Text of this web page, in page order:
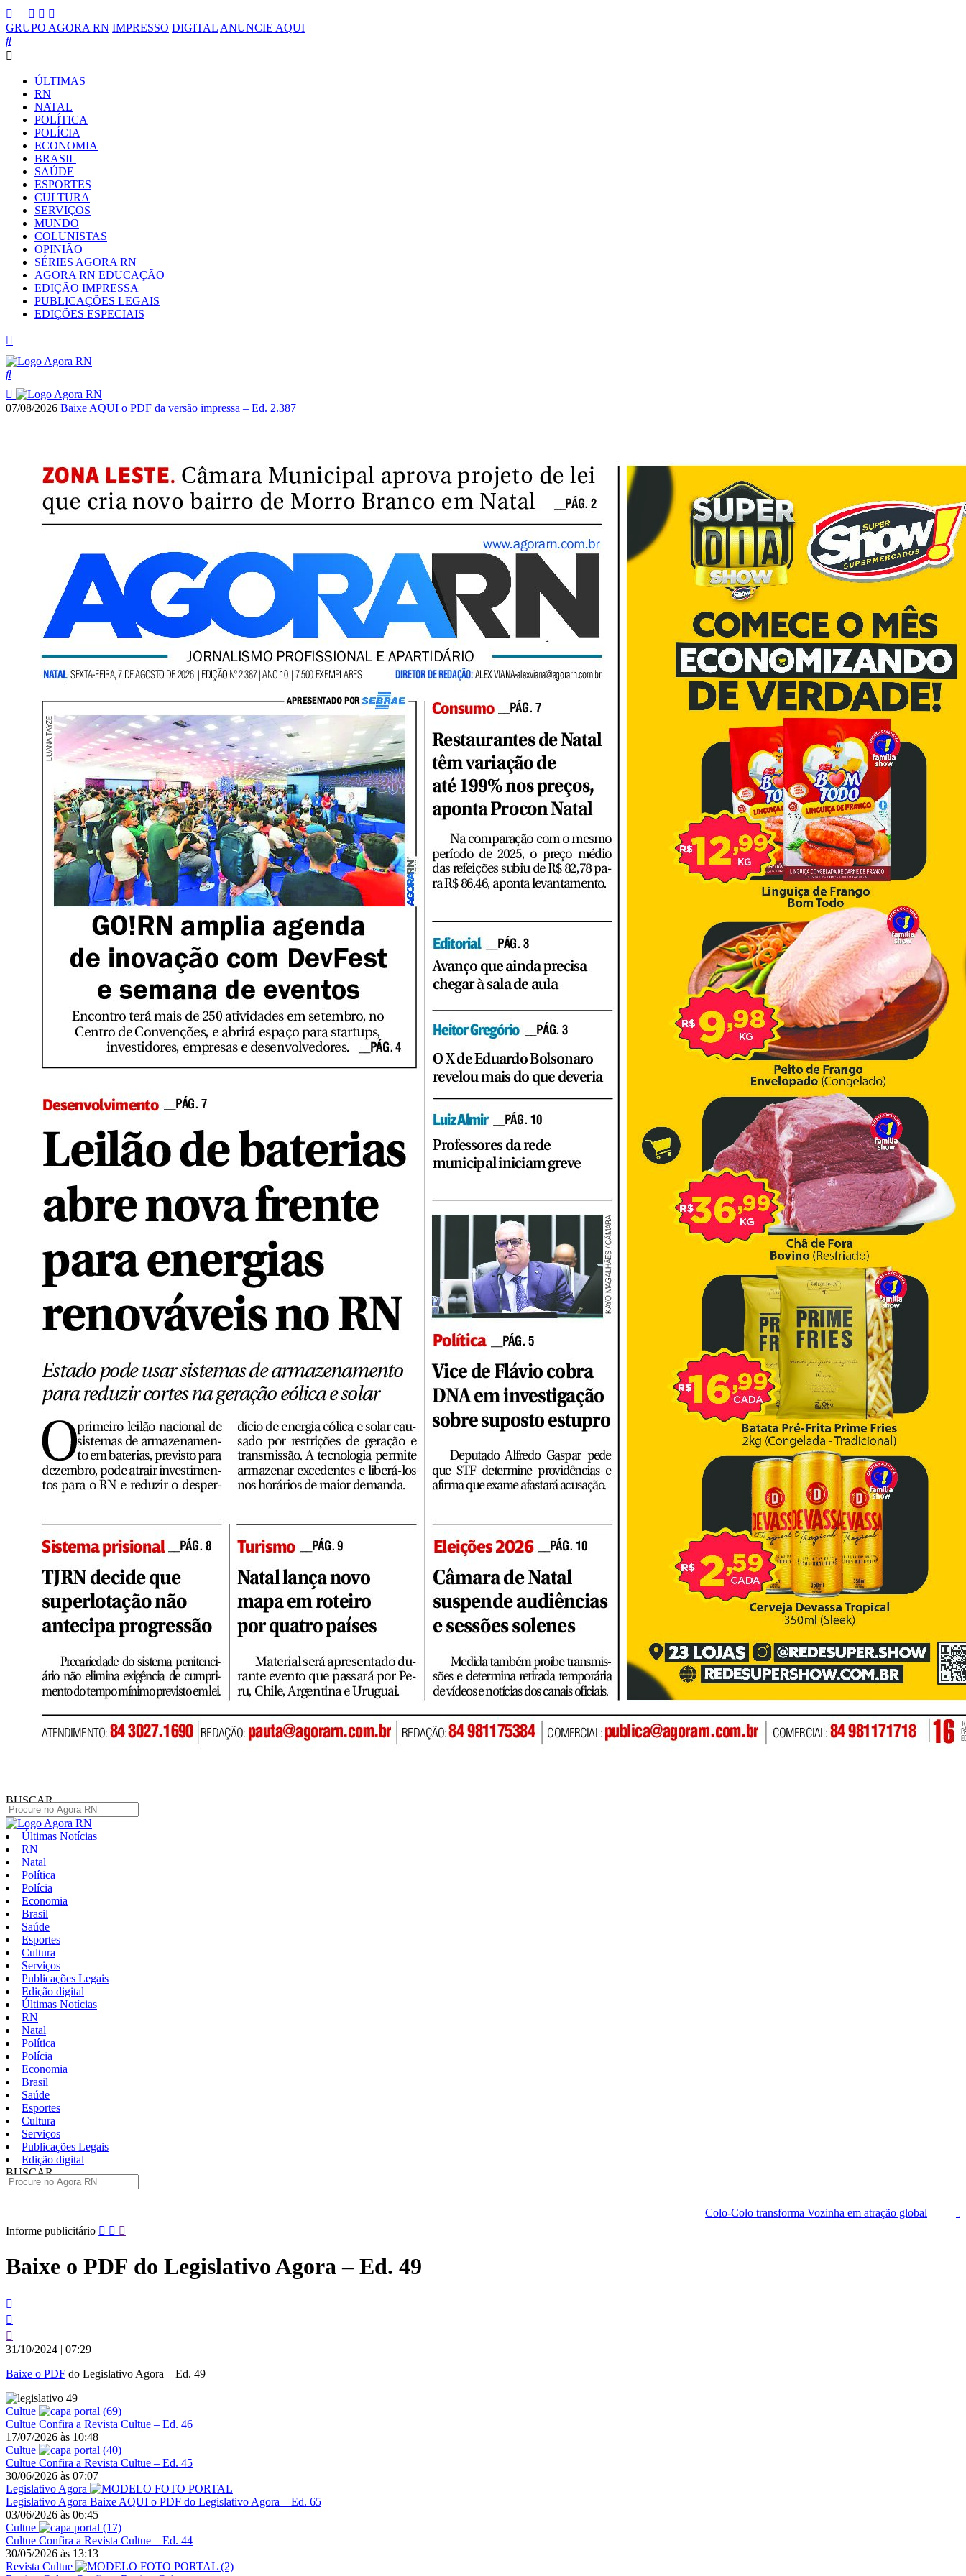
GRUPO AGORA RN IMPRESSO DIGITAL ANUNCIE AQUI
ÚLTIMAS
RN
NATAL
POLÍTICA
POLÍCIA
ECONOMIA
BRASIL
SAÚDE
ESPORTES
CULTURA
SERVIÇOS
MUNDO
COLUNISTAS
OPINIÃO
SÉRIES AGORA RN
AGORA RN EDUCAÇÃO
EDIÇÃO IMPRESSA
PUBLICAÇÕES LEGAIS
EDIÇÕES ESPECIAIS
07/08/2026 Baixe AQUI o PDF da versão impressa – Ed. 2.387
BUSCAR
Últimas Notícias
RN
Natal
Política
Polícia
Economia
Brasil
Saúde
Esportes
Cultura
Serviços
Publicações Legais
Edição digital
Últimas Notícias
RN
Natal
Política
Polícia
Economia
Brasil
Saúde
Esportes
Cultura
Serviços
Publicações Legais
Edição digital
BUSCAR
Colo-Colo transforma Vozinha em atração global
Homem é
Pular
conteúdo
Informe publicitário
Baixe o PDF do Legislativo Agora – Ed. 49
31/10/2024 | 07:29
Baixe o PDF do Legislativo Agora – Ed. 49
Cultue
Cultue Confira a Revista Cultue – Ed. 46
17/07/2026 às 10:48
Cultue
Cultue Confira a Revista Cultue – Ed. 45
30/06/2026 às 07:07
Legislativo Agora
Legislativo Agora Baixe AQUI o PDF do Legislativo Agora – Ed. 65
03/06/2026 às 06:45
Cultue
Cultue Confira a Revista Cultue – Ed. 44
30/05/2026 às 13:13
Revista Cultue